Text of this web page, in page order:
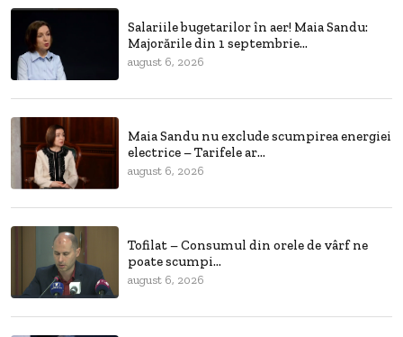
Salariile bugetarilor în aer! Maia Sandu:
Majorările din 1 septembrie...
august 6, 2026
Maia Sandu nu exclude scumpirea energiei
electrice – Tarifele ar...
august 6, 2026
Tofilat – Consumul din orele de vârf ne
poate scumpi...
august 6, 2026